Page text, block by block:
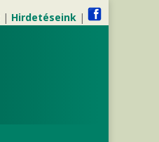
| Hirdetéseink|